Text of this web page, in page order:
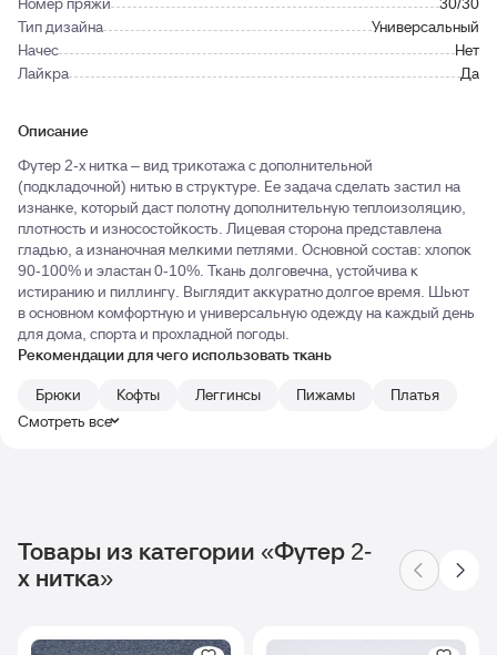
Тип дизайна
Универсальный
Начес
Нет
Лайкра
Да
Описание
Футер 2-х нитка – вид трикотажа с дополнительной
(подкладочной) нитью в структуре. Ее задача сделать застил на
изнанке, который даст полотну дополнительную теплоизоляцию,
плотность и износостойкость. Лицевая сторона представлена
гладью, а изнаночная мелкими петлями. Основной состав: хлопок
90-100% и эластан 0-10%. Ткань долговечна, устойчива к
истиранию и пиллингу. Выглядит аккуратно долгое время. Шьют
в основном комфортную и универсальную одежду на каждый день
для дома, спорта и прохладной погоды.
Рекомендации для чего использовать ткань
Брюки
Кофты Леггинсы Пижамы
Платья
Смотреть все
Товары из категории «Футер 2-
х нитка»